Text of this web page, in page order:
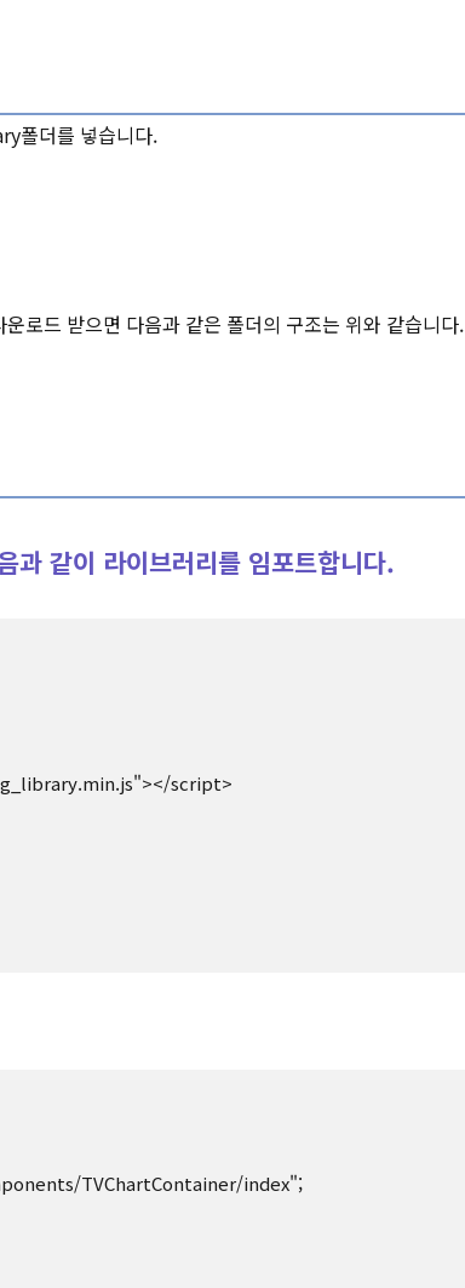
폴더를 넣습니다.
로드 받으면 다음과 같은 폴더의 구조는 위와 같습니다.
같이 라이브러리를 임포트합니다.
TVChartContainer/index";